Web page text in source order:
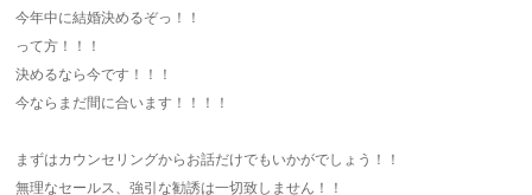
今年中に結婚決めるぞっ！！
って方！！！
決めるなら今です！！！
今ならまだ間に合います！！！！
まずはカウンセリングからお話だけでもいかがでしょう！！
無理なセールス、強引な勧誘は一切致しません！！